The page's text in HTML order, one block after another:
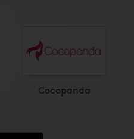
Cocopanda